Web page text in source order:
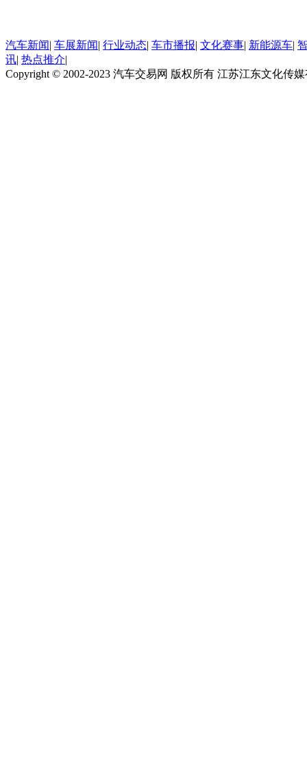
汽车新闻| 车展新闻| 行业动态| 车市播报| 文化赛事| 新能源车|
讯| 热点推介|
Copyright © 2002-2023 汽车交易网 版权所有 江苏江东文化传